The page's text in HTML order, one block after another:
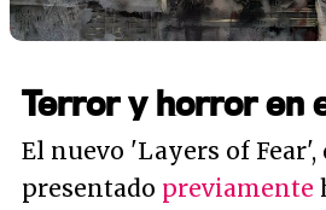
Terror y horror en
El nuevo 'Layers of Fear',
presentado previamente